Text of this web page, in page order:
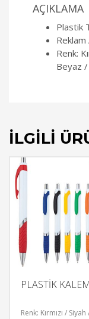
AÇIKLAMA
Plastik
Reklam
Renk:
Beyaz /
İLGILI
PLASTİK KALEM
Renk: Kırmızı / Siyah